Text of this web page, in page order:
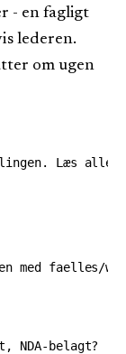
- en fagligt
lederen.
om ugen
Læs
med faelles/
belagt?